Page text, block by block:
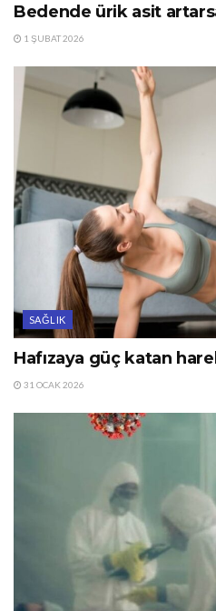
Bedende ürik asit
1 ŞUBAT 2026
SAĞLIK
Hafızaya güç katan
31 OCAK 2026